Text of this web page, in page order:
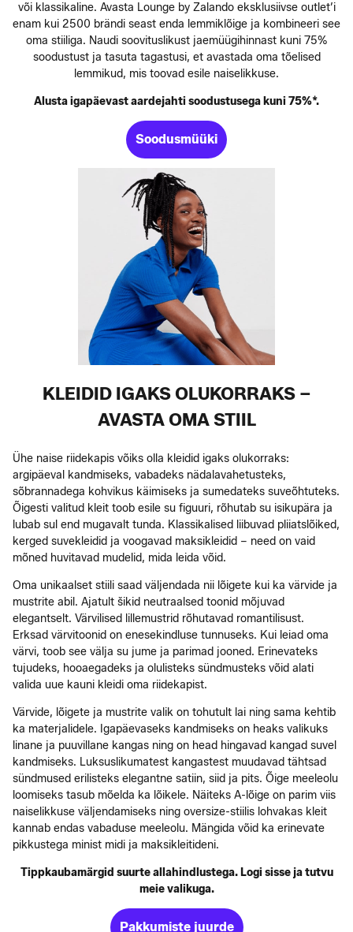
või klassikaline. Avasta Lounge by Zalando eksklusiivse outlet’i
enam kui 2500 brändi seast enda lemmiklõige ja kombineeri see
oma stiiliga. Naudi soovituslikust jaemüügihinnast kuni 75%
soodustust ja tasuta tagastusi, et avastada oma tõelised
lemmikud, mis toovad esile naiselikkuse.
Alusta igapäevast aardejahti soodustusega kuni 75%*.
Soodusmüüki
KLEIDID IGAKS OLUKORRAKS –
AVASTA OMA STIIL
Ühe naise riidekapis võiks olla kleidid igaks olukorraks:
argipäeval kandmiseks, vabadeks nädalavahetusteks,
sõbrannadega kohvikus käimiseks ja sumedateks suveõhtuteks.
Õigesti valitud kleit toob esile su figuuri, rõhutab su isikupära ja
lubab sul end mugavalt tunda. Klassikalised liibuvad pliiatslõiked,
kerged suvekleidid ja voogavad maksikleidid – need on vaid
mõned huvitavad mudelid, mida leida võid.
Oma unikaalset stiili saad väljendada nii lõigete kui ka värvide ja
mustrite abil. Ajatult šikid neutraalsed toonid mõjuvad
elegantselt. Värvilised lillemustrid rõhutavad romantilisust.
Erksad värvitoonid on enesekindluse tunnuseks. Kui leiad oma
värvi, toob see välja su jume ja parimad jooned. Erinevateks
tujudeks, hooaegadeks ja olulisteks sündmusteks võid alati
valida uue kauni kleidi oma riidekapist.
Värvide, lõigete ja mustrite valik on tohutult lai ning sama kehtib
ka materjalidele. Igapäevaseks kandmiseks on heaks valikuks
linane ja puuvillane kangas ning on head hingavad kangad suvel
kandmiseks. Luksuslikumatest kangastest muudavad tähtsad
sündmused erilisteks elegantne satiin, siid ja pits. Õige meeleolu
loomiseks tasub mõelda ka lõikele. Näiteks A-lõige on parim viis
naiselikkuse väljendamiseks ning oversize-stiilis lohvakas kleit
kannab endas vabaduse meeleolu. Mängida võid ka erinevate
pikkustega minist midi ja maksikleitideni.
Tippkaubamärgid suurte allahindlustega. Logi sisse ja tutvu
meie valikuga.
Pakkumiste juurde